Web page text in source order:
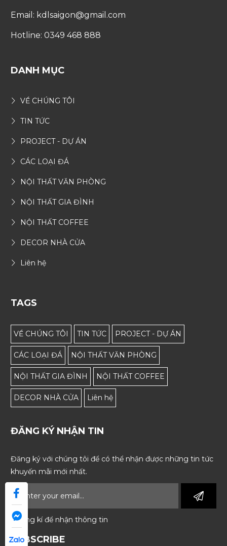
Email: kdlsaigon@gmail.com
Hotline: 0349 468 888
DANH MỤC
VỀ CHÚNG TÔI
TIN TỨC
PROJECT - DỰ ÁN
CÁC LOẠI ĐÁ
NỘI THẤT VĂN PHÒNG
NỘI THẤT GIA ĐÌNH
NỘI THẤT COFFEE
DECOR NHÀ CỬA
Liên hệ
TAGS
VỀ CHÚNG TÔI TIN TỨC PROJECT - DỰ ÁN
CÁC LOẠI ĐÁ NỘI THẤT VĂN PHÒNG
NỘI THẤT GIA ĐÌNH NỘI THẤT COFFEE
DECOR NHÀ CỬA Liên hệ
ĐĂNG KÝ NHẬN TIN
Đăng ký với chúng tôi để có thể nhận được những tin tức
khuyến mãi mới nhất.
* Đăng kí để nhận thông tin
SUBSCRIBE